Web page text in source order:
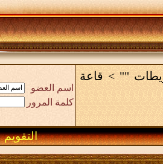
""
> قاعة
اسم العضو
كلمة المرور
التقويم